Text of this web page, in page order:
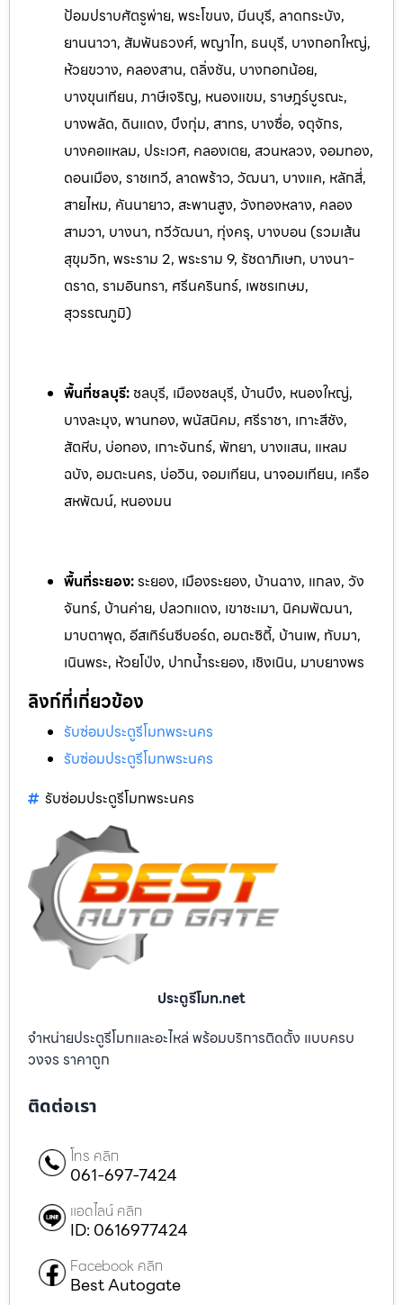
ป้อมปราบศัตรูพ่าย, พระโขนง, มีนบุรี, ลาดกระบัง,
ยานนาวา, สัมพันธวงศ์, พญาไท, ธนบุรี, บางกอกใหญ่,
ห้วยขวาง, คลองสาน, ตลิ่งชัน, บางกอกน้อย,
บางขุนเทียน, ภาษีเจริญ, หนองแขม, ราษฎร์บูรณะ,
บางพลัด, ดินแดง, บึงกุ่ม, สาทร, บางซื่อ, จตุจักร,
บางคอแหลม, ประเวศ, คลองเตย, สวนหลวง, จอมทอง,
ดอนเมือง, ราชเทวี, ลาดพร้าว, วัฒนา, บางแค, หลักสี่,
สายไหม, คันนายาว, สะพานสูง, วังทองหลาง, คลอง
สามวา, บางนา, ทวีวัฒนา, ทุ่งครุ, บางบอน (รวมเส้น
สุขุมวิท, พระราม 2, พระราม 9, รัชดาภิเษก, บางนา-
ตราด, รามอินทรา, ศรีนครินทร์, เพชรเกษม,
สุวรรณภูมิ)
พื้นที่ชลบุรี: ชลบุรี, เมืองชลบุรี, บ้านบึง, หนองใหญ่,
บางละมุง, พานทอง, พนัสนิคม, ศรีราชา, เกาะสีชัง,
สัตหีบ, บ่อทอง, เกาะจันทร์, พัทยา, บางแสน, แหลม
ฉบัง, อมตะนคร, บ่อวิน, จอมเทียน, นาจอมเทียน, เครือ
สหพัฒน์, หนองมน
พื้นที่ระยอง:ระยอง, เมืองระยอง, บ้านฉาง, แกลง, วัง
จันทร์, บ้านค่าย, ปลวกแดง, เขาชะเมา, นิคมพัฒนา,
มาบตาพุด, อีสเทิร์นซีบอร์ด, อมตะซิตี้, บ้านเพ, ทับมา,
เนินพระ, ห้วยโป่ง, ปากน้ำระยอง, เชิงเนิน, มาบยางพร
ลิงก์ที่เกี่ยวข้อง
รับซ่อมประตูรีโมทพระนคร
รับซ่อมประตูรีโมทพระนคร
รับซ่อมประตูรีโมทพระนคร
ประตูรีโมท.net
จำหน่ายประตูรีโมทและอะไหล่ พร้อมบริการติดตั้ง แบบครบ
วงจร ราคาถูก
ติดต่อเรา
โทร คลิก
061-697-7424
แอดไลน์ คลิก
ID: 0616977424
Facebook คลิก
Best Autogate